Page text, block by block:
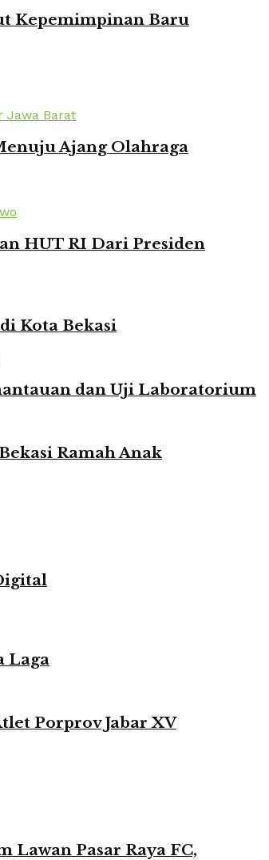
Kepemimpinan Baru
Ajang Olahraga
HUT RI Dari Presiden
Kota Bekasi
dan Uji Laboratorium
Ramah Anak
Laga
Porprov Jabar XV
Pasar Raya FC,